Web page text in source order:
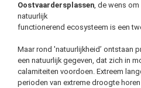
Oostvaardersplassen, de wens om
natuurlijk
functionerend ecosysteem is een
Maar rond 'natuurlijkheid’ ontstaan
een natuurlijk gegeven, dat zich in
calamiteiten voordoen. Extreem
perioden van extreme droogte